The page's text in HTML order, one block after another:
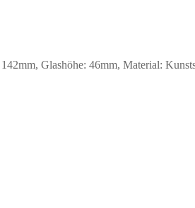
Glashöhe: 46mm, Material: